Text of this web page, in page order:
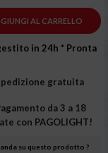
AL CARRELLO
in 24h * Pronta
gratuita
da 3 a 18
con PAGOLIGHT!
su questo prodotto ?